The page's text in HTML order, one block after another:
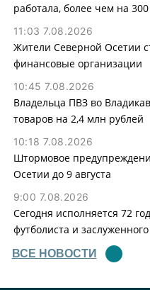
работала, более чем на
11:03 7.08.2026
Жители Северной Осетии
финансовые организации
10:45 7.08.2026
Владельца ПВЗ во
товаров на 2,4 млн рублей
10:18 7.08.2026
Штормовое
Осетии до 9 августа
9:00 7.08.2026
Сегодня исполняется 72
футболиста и
ВСЕ НОВОСТИ